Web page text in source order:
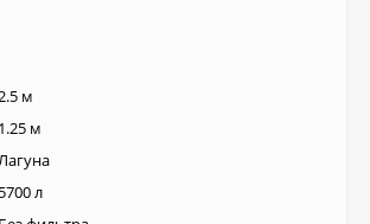
м
1.25 м
5700 л